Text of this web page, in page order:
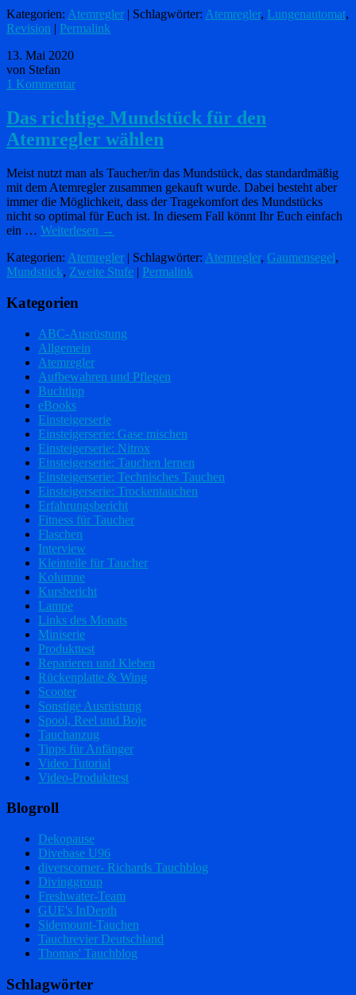
Kategorien: Atemregler | Schlagwörter: Atemregler, Lungenautomat,
Revision | Permalink
13. Mai 2020
von Stefan
1 Kommentar
Das richtige Mundstück für den
Atemregler wählen
Meist nutzt man als Taucher/in das Mundstück, das standardmäßig
mit dem Atemregler zusammen gekauft wurde. Dabei besteht aber
immer die Möglichkeit, dass der Tragekomfort des Mundstücks
nicht so optimal für Euch ist. In diesem Fall könnt Ihr Euch einfach
ein … Weiterlesen →
Kategorien: Atemregler | Schlagwörter: Atemregler, Gaumensegel,
Mundstück, Zweite Stufe | Permalink
Kategorien
ABC-Ausrüstung
Allgemein
Atemregler
Aufbewahren und Pflegen
Buchtipp
eBooks
Einsteigerserie
Einsteigerserie: Gase mischen
Einsteigerserie: Nitrox
Einsteigerserie: Tauchen lernen
Einsteigerserie: Technisches Tauchen
Einsteigerserie: Trockentauchen
Erfahrungsbericht
Fitness für Taucher
Flaschen
Interview
Kleinteile für Taucher
Kolumne
Kursbericht
Lampe
Links des Monats
Miniserie
Produkttest
Reparieren und Kleben
Rückenplatte & Wing
Scooter
Sonstige Ausrüstung
Spool, Reel und Boje
Tauchanzug
Tipps für Anfänger
Video Tutorial
Video-Produkttest
Blogroll
Dekopause
Divebase U96
diverscorner- Richards Tauchblog
Divinggroup
Freshwater-Team
GUE's InDepth
Sidemount-Tauchen
Tauchrevier Deutschland
Thomas' Tauchblog
Schlagwörter